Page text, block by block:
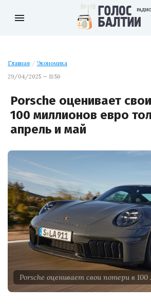
menu
Главная / Экономика
29/04/2025 — 11:56
Porsche оценивает
100 миллионов евро
апрель и май
Porsche оценивает свои потери в